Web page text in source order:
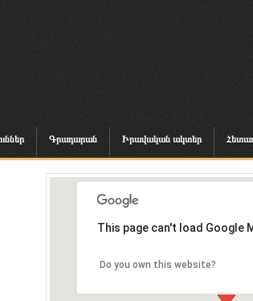
Գրադարան Իրավական ակտեր
This page can't load Google
Do you own this website?